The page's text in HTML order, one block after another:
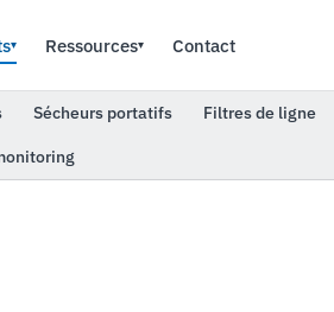
▾ Ressources▾ Contact
Sécheurs portatifs Filtres de ligne